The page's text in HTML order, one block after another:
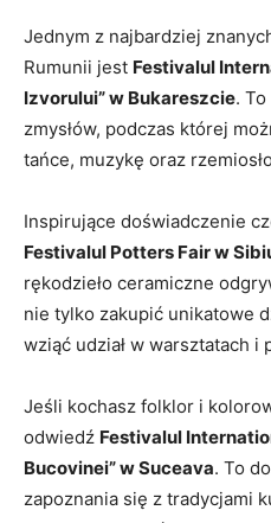
Jednym z ​najbardziej⁢
Rumunii ‌jest⁢ Festivalul
⁣Izvorului” w Bukareszcie.
zmysłów, ‌podczas której
tańce, muzykę ‌oraz
Inspirujące doświadczenie⁤
Festivalul Potters ⁢Fair ⁣w
rękodzieło ceramiczne‌
nie tylko⁤ zakupić unikatowe
wziąć⁣ udział w warsztatach i
Jeśli kochasz folklor i
​odwiedź Festivalul
Bucovinei” w Suceava.​ To
zapoznania się z tradycjami